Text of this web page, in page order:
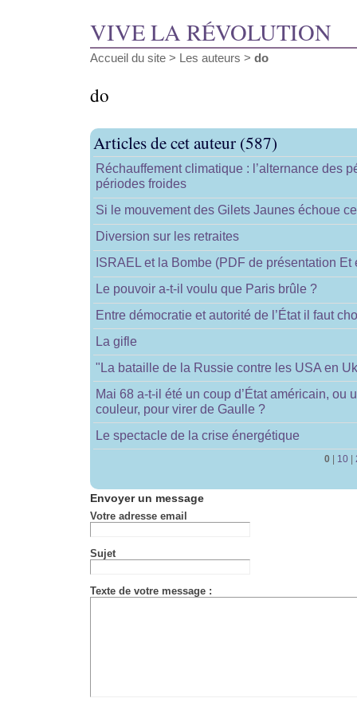
VIVE LA RÉVOLUTION
Accueil du site > Les auteurs > do
do
Articles de cet auteur (587)
Réchauffement climatique : l’alternance des
périodes froides
Si le mouvement des Gilets Jaunes échoue
Diversion sur les retraites
ISRAEL et la Bombe (PDF de présentation Et
Le pouvoir a-t-il voulu que Paris brûle ?
Entre démocratie et autorité de l’État il faut
La gifle
"La bataille de la Russie contre les USA en
Mai 68 a-t-il été un coup d’État américain, ou
couleur, pour virer de Gaulle ?
Le spectacle de la crise énergétique
0 | 10 |
Envoyer un message
Votre adresse email
Sujet
Texte de votre message :